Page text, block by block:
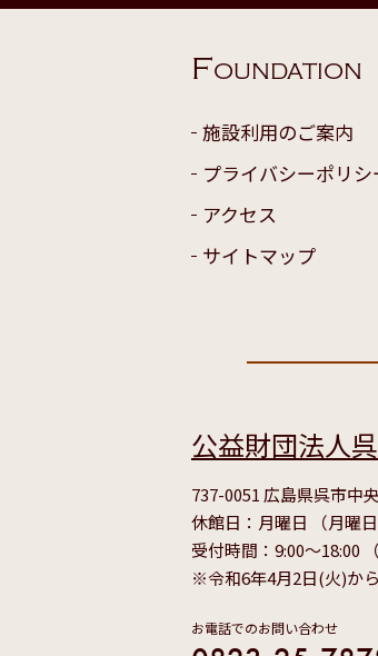
FOUNDATION
施設利用のご案内
プライバシーポリシ
アクセス
サイトマップ
公益財団法人
737-0051 広島県呉市中
休館日：月曜日 （月曜
受付時間：9:00～18:00
※令和6年4月2日(火)か
お電話でのお問い合わせ